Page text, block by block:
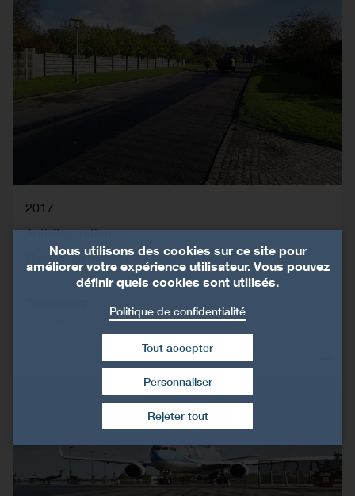
2017
Anti-fissuration
Renforcement des routes résidentielles
Vesterled
Nous utilisons des cookies sur ce site pour
améliorer votre expérience utilisateur. Vous pouvez
définir quels cookies sont utilisés.
Politique de confidentialité
Rejeter tout
Tout accepter
Retirer le consentement
Personnaliser